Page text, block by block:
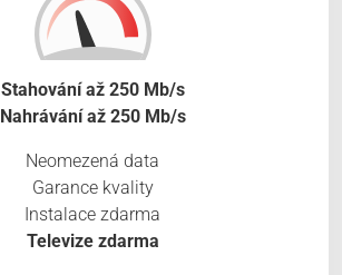
Stahování až 250 Mb/s
Nahrávání až 250 Mb/s
Neomezená data
Garance kvality
Instalace zdarma
Televize zdarma